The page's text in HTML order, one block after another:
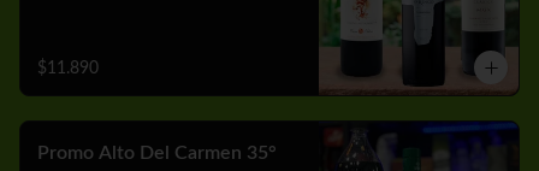
$11.890
Promo Alto Del Carmen 35°